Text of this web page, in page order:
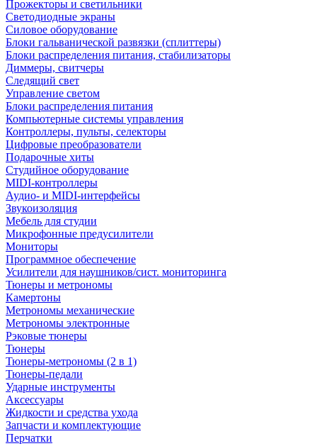
Прожекторы и светильники
Светодиодные экраны
Силовое оборудование
Блоки гальванической развязки (сплиттеры)
Блоки распределения питания, стабилизаторы
Диммеры, свитчеры
Следящий свет
Управление светом
Блоки распределения питания
Компьютерные системы управления
Контроллеры, пульты, селекторы
Цифровые преобразователи
Подарочные хиты
Студийное оборудование
MIDI-контроллеры
Аудио- и MIDI-интерфейсы
Звукоизоляция
Мебель для студии
Микрофонные предусилители
Мониторы
Программное обеспечение
Усилители для наушников/сист. мониторинга
Тюнеры и метрономы
Камертоны
Метрономы механические
Метрономы электронные
Рэковые тюнеры
Тюнеры
Тюнеры-метрономы (2 в 1)
Тюнеры-педали
Ударные инструменты
Аксессуары
Жидкости и средства ухода
Запчасти и комплектующие
Перчатки